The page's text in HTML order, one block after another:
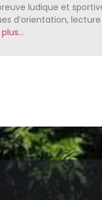
ludique et
d’orientation,